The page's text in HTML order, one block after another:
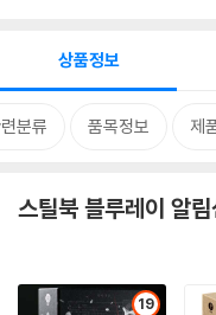
상품정보
분류 품목정보 제
스틸북 블루레이 알림
19